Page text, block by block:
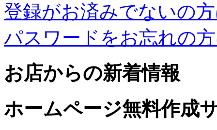
登録がお済みでないの
パスワードをお忘れの
お店からの新着情報
ホームページ無料作成